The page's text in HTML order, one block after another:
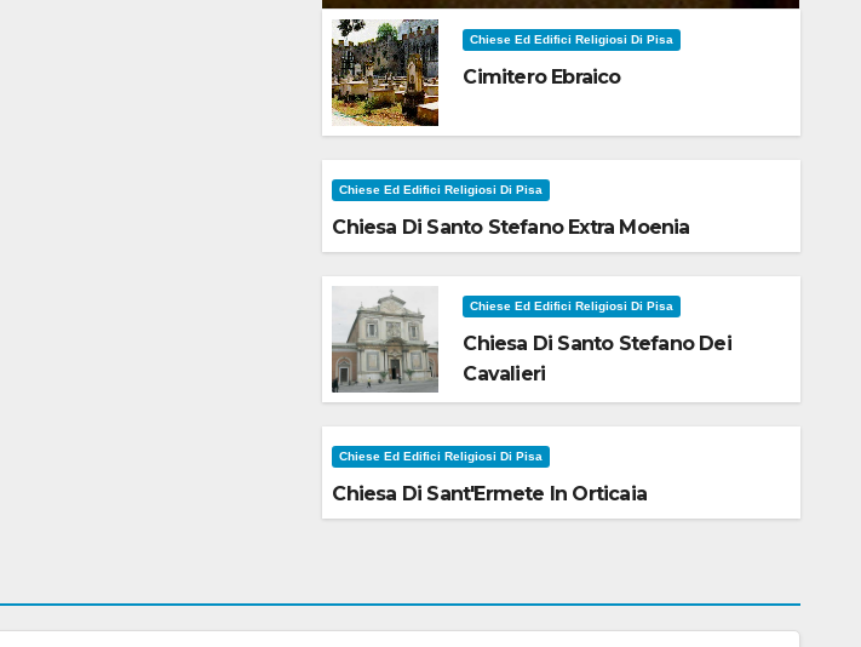
Chiese Ed Edifici Religiosi Di Pisa
Cimitero Ebraico
Chiese Ed Edifici Religiosi Di Pisa
Chiesa Di Santo Stefano Extra Moenia
Chiese Ed Edifici Religiosi Di Pisa
Chiesa Di Santo Stefano Dei
Cavalieri
Chiese Ed Edifici Religiosi Di Pisa
Chiesa Di Sant'Ermete In Orticaia